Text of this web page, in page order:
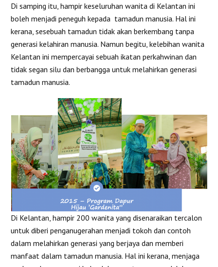
Di samping itu, hampir keseluruhan wanita di Kelantan ini
boleh menjadi peneguh kepada tamadun manusia. Hal ini
kerana, sesebuah tamadun tidak akan berkembang tanpa
generasi kelahiran manusia. Namun begitu, kelebihan wanita
Kelantan ini mempercayai sebuah ikatan perkahwinan dan
tidak segan silu dan berbangga untuk melahirkan generasi
tamadun manusia.
Di Kelantan, hampir 200 wanita yang disenaraikan tercalon
untuk diberi penganugerahan menjadi tokoh dan contoh
dalam melahirkan generasi yang berjaya dan memberi
manfaat dalam tamadun manusia. Hal ini kerana, menjaga